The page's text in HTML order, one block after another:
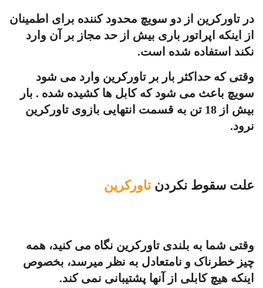
در تاورکرین از دو سویچ محدود کننده برای اطمینان
از اینکه اپراتور باری بیش از حد مجاز بر آن وارد
نکند استفاده شده است.
وقتی که حداکثر بار بر تاورکرین وارد می شود
سویچ باعث می شود که کابل ها کشیده شده . بار
بیش از 18 تن به قسمت انتهایی بازوی تاورکرین
نرود.
علت سقوط نکردنتاورکرین
وقتی شما به بلندی تاورکرین نگاه می کنید، همه
چیز خطرناک و نامتعادل به نظر میرسد، بخصوص
اینکه هیچ کابلی از آنها پشتیبانی نمی کند.